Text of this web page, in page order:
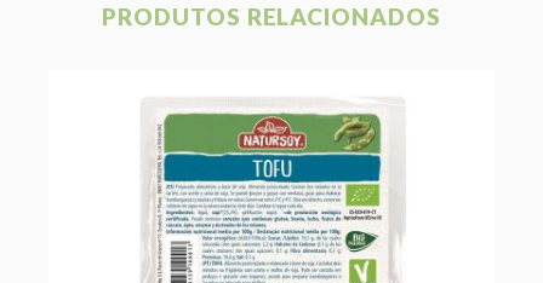
PRODUTOS RELACIONADOS